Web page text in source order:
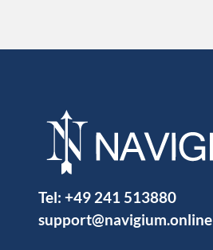
Tel: +49 241 513880
support@navigium.online